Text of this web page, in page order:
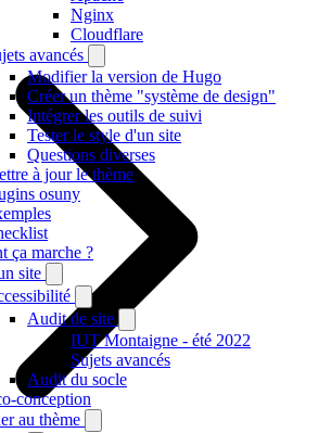
Nginx
Cloudflare
avancés
Modifier la version de Hugo
Créer un thème "système de design"
Intégrer les outils de suivi
Tester le style d'un site
Questions diverses
à jour le thème
osuny
ça marche ?
site
Audit de site
IUT Montaigne - été 2022
Sujets avancés
Audit du socle
conception
au thème